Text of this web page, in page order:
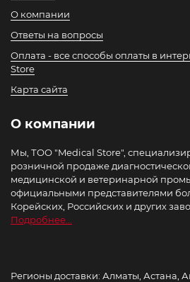
О компании
Ответы на вопросы
Оплата - все способы оплаты в
Store
Карта сайта
О компании
Мы, ТОО "Medical Store",
розничной продаже
медицинской и ветеринарной
официальными представителями
Корейских, Российских и других
Подробнее...
Регионы доставки: Алматы, Астана,